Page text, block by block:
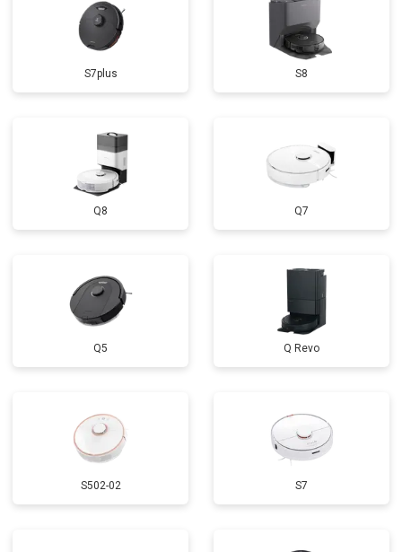
S7plus S8
Q8 Q7
Q5 Q Revo
S502-02 S7